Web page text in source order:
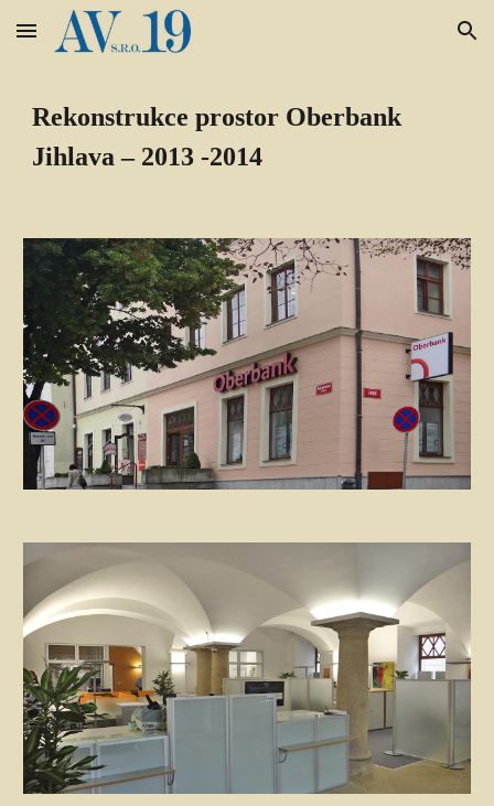
Skip to main content Skip to navigation
Rekonstrukce prostor Oberbank
Jihlava – 2013 -2014